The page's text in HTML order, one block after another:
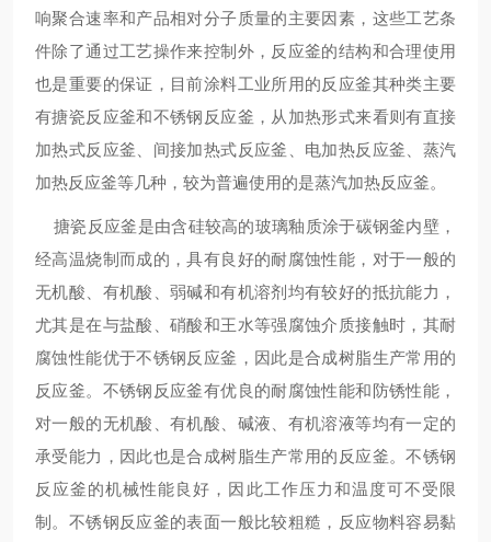
响聚合速率和产品相对分子质量的主要因素，这些工艺条
件除了通过工艺操作来控制外，反应釜的结构和合理使用
也是重要的保证，目前涂料工业所用的反应釜其种类主要
有搪瓷反应釜和不锈钢反应釜，从加热形式来看则有直接
加热式反应釜、间接加热式反应釜、电加热反应釜、蒸汽
加热反应釜等几种，较为普遍使用的是蒸汽加热反应釜。
搪瓷反应釜是由含硅较高的玻璃釉质涂于碳钢釜内壁，
经高温烧制而成的，具有良好的耐腐蚀性能，对于一般的
无机酸、有机酸、弱碱和有机溶剂均有较好的抵抗能力，
尤其是在与盐酸、硝酸和王水等强腐蚀介质接触时，其耐
腐蚀性能优于不锈钢反应釜，因此是合成树脂生产常用的
反应釜。不锈钢反应釜有优良的耐腐蚀性能和防锈性能，
对一般的无机酸、有机酸、碱液、有机溶液等均有一定的
承受能力，因此也是合成树脂生产常用的反应釜。不锈钢
反应釜的机械性能良好，因此工作压力和温度可不受限
制。不锈钢反应釜的表面一般比较粗糙，反应物料容易黏